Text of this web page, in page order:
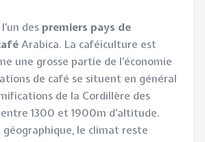
despremiers pays de
Arabica. La caféiculture est
une grosse partie de l’économie
de café se situent en général
de la Cordillère des
1300 et 1900m d’altitude.
le climat reste